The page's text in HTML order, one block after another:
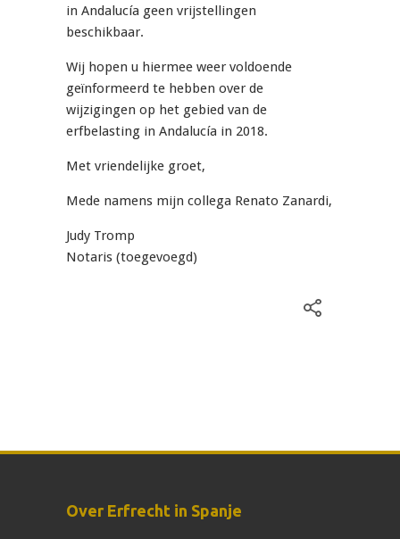
in Andalucía geen vrijstellingen
beschikbaar.
Wij hopen u hiermee weer voldoende
geïnformeerd te hebben over de
wijzigingen op het gebied van de
erfbelasting in Andalucía in 2018.
Met vriendelijke groet,
Mede namens mijn collega Renato Zanardi,
Judy Tromp
Notaris (toegevoegd)
Over Erfrecht in Spanje